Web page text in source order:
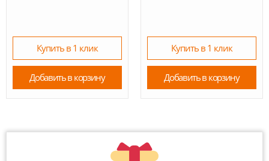
Купить в 1 клик
Добавить в корзину
Купить в 1 клик
Добавить в корзину